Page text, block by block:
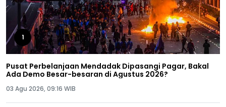
1
Pusat Perbelanjaan Mendadak Dipasangi Pagar, Bakal
Ada Demo Besar-besaran di Agustus 2026?
03 Agu 2026, 09:16 WIB